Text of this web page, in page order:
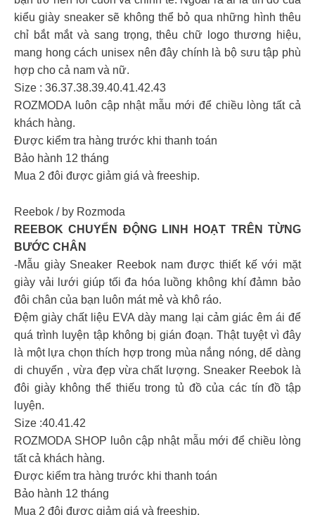
kiểu giày sneaker sẽ không thể bỏ qua những hình thêu
chỉ bắt mắt và sang trọng, thêu chữ logo thương hiệu,
mang hong cách unisex nên đây chính là bộ sưu tập phù
hợp cho cả nam và nữ.
Size : 36.37.38.39.40.41.42.43
ROZMODA luôn cập nhật mẫu mới để chiều lòng tất cả
khách hàng.
Được kiểm tra hàng trước khi thanh toán
Bảo hành 12 tháng
Mua 2 đôi được giảm giá và freeship.
Reebok / by Rozmoda
REEBOK CHUYỂN ĐỘNG LINH HOẠT TRÊN TỪNG
BƯỚC CHÂN
-Mẫu giày Sneaker Reebok nam được thiết kế với mặt
giày vải lưới giúp tối đa hóa luồng không khí đảmn bảo
đôi chân của bạn luôn mát mẻ và khô ráo.
Đệm giày chất liệu EVA dày mang lại cảm giác êm ái để
quá trình luyện tập không bị gián đoạn. Thật tuyệt vì đây
là một lựa chọn thích hợp trong mùa nắng nóng, dể dàng
di chuyển , vừa đẹp vừa chất lượng. Sneaker Reebok là
đôi giày không thể thiếu trong tủ đồ của các tín đồ tập
luyện.
Size :40.41.42
ROZMODA SHOP luôn cập nhật mẫu mới để chiều lòng
tất cả khách hàng.
Được kiểm tra hàng trước khi thanh toán
Bảo hành 12 tháng
Mua 2 đôi được giảm giá và freeship.